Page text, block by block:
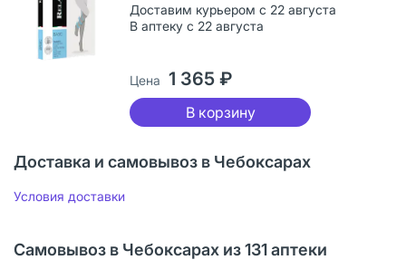
Доставим курьером с 22 августа
В аптеку с 22 августа
Цена 1 365 ₽
В корзину
Доставка и самовывоз в Чебоксарах
Условия доставки
Самовывоз в Чебоксарах из 131 аптеки